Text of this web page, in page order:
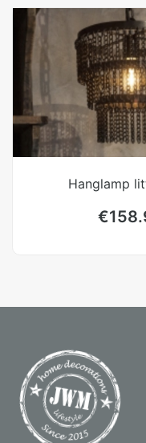
Hanglamp
€